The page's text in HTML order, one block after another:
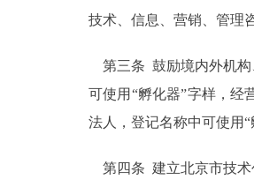
走进北京
北京概况
绿色北京
多语种
技术、信息、营销、管理
第三条 鼓励境内外机构
可使用“孵化器”字样，经
法人，登记名称中可使用
第四条 建立北京市技术